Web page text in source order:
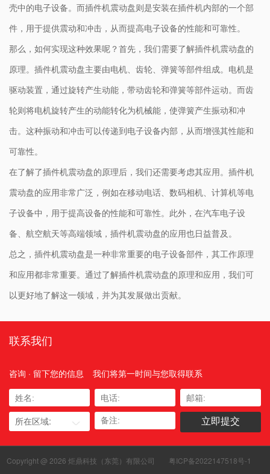
壳中的电子设备。而插件机震动盘则是安装在插件机内部的一个部
件，用于提供震动和冲击，从而提高电子设备的性能和可靠性。
那么，如何实现这种效果呢？首先，我们需要了解插件机震动盘的
原理。插件机震动盘主要由电机、齿轮、弹簧等部件组成。电机是
驱动装置，通过旋转产生动能，带动齿轮和弹簧等部件运动。而齿
轮则将电机旋转产生的动能转化为机械能，使弹簧产生振动和冲
击。这种振动和冲击可以传递到电子设备内部，从而增强其性能和
可靠性。
在了解了插件机震动盘的原理后，我们还需要考虑其应用。插件机
震动盘的应用非常广泛，例如在移动电话、数码相机、计算机等电
子设备中，用于提高设备的性能和可靠性。此外，在汽车电子设
备、航空航天等高端领域，插件机震动盘的应用也日益普及。
总之，插件机震动盘是一种非常重要的电子设备部件，其工作原理
和应用都非常重要。通过了解插件机震动盘的原理和应用，我们可
以更好地了解这一领域，并为其发展做出贡献。
联系我们
咨询 · 留下您的信息 我们将第一时间与您取得联系
所在区域:
Copyright @ 2026 炬鼎科技（东莞）有限公司 粤ICP备2022147518号-1